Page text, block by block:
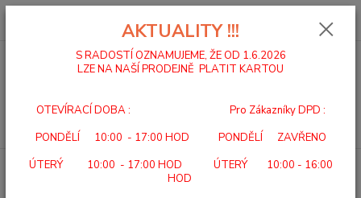
0,00 Kč
Úvod SEBEOBSLUHA NŮŽ ERGONOMICKÝ ADL 41
AKTUALITY !!!
S RADOSTÍ OZNAMUJEME, ŽE OD 1.6.2026
LZE NA NAŠÍ PRODEJNĚ PLATIT KARTOU
OTEVÍRACÍ DOBA : Pro Zákazníky DPD :
PONDĚLÍ 10:00 - 17:00 HOD PONDĚLÍ ZAVŘENO
ÚTERÝ 10:00 - 17:00 HOD ÚTERÝ 10:00 - 16:00
HOD